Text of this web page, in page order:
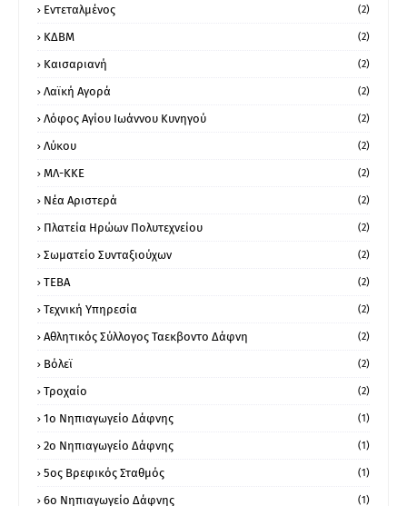
Εντεταλμένος (2)
ΚΔΒΜ (2)
Καισαριανή (2)
Λαϊκή Αγορά (2)
Λόφος Αγίου Ιωάννου Κυνηγού (2)
Λύκου (2)
ΜΛ-ΚΚΕ (2)
Νέα Αριστερά (2)
Πλατεία Ηρώων Πολυτεχνείου (2)
Σωματείο Συνταξιούχων (2)
ΤΕΒΑ (2)
Τεχνική Υπηρεσία (2)
Αθλητικός Σύλλογος Ταεκβοντο Δάφνη (2)
Βόλεϊ (2)
Τροχαίο (2)
1ο Νηπιαγωγείο Δάφνης (1)
2ο Νηπιαγωγείο Δάφνης (1)
5ος Βρεφικός Σταθμός (1)
6ο Νηπιαγωγείο Δάφνης (1)